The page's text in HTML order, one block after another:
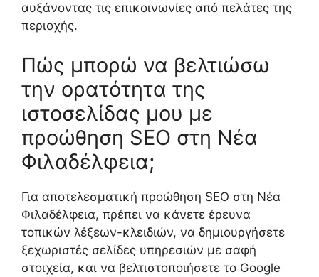
αυξάνοντας τις επικοινωνίες από πελάτες της
περιοχής.
Πώς μπορώ να βελτιώσω
την ορατότητα της
ιστοσελίδας μου με
προώθηση SEO στη Νέα
Φιλαδέλφεια;
Για αποτελεσματική προώθηση SEO στη Νέα
Φιλαδέλφεια, πρέπει να κάνετε έρευνα
τοπικών λέξεων-κλειδιών, να δημιουργήσετε
ξεχωριστές σελίδες υπηρεσιών με σαφή
στοιχεία, και να βελτιστοποιήσετε το Google